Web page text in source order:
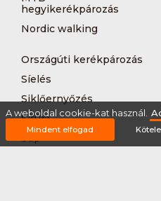
hegyikerékpározás
Nordic walking
Országúti kerékpározás
Síelés
Siklőernyőzés
Sítúra
Sup
A weboldal cookie-kat használ.
Mindent elfogad